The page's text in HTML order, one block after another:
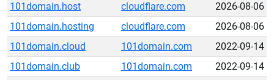
101domain.host
cloudflare.com
2026-08-06
101domain.hosting
cloudflare.com
2026-08-06
101domain.cloud
101domain.com
2022-09-14
101domain.club
101domain.com
2022-09-14